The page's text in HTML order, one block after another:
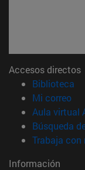
Accesos directos
Biblioteca
Mi correo
Aula virtual
Búsqueda
Trabaja con
Información